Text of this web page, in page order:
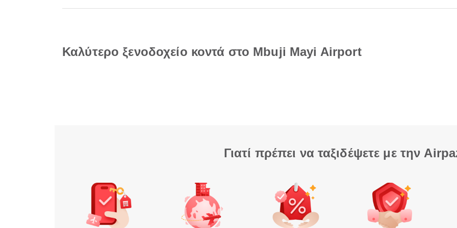
Καλύτερο ξενοδοχείο κοντά στο Mbuji Mayi Airport
Γιατί πρέπει να ταξιδέψετε με την